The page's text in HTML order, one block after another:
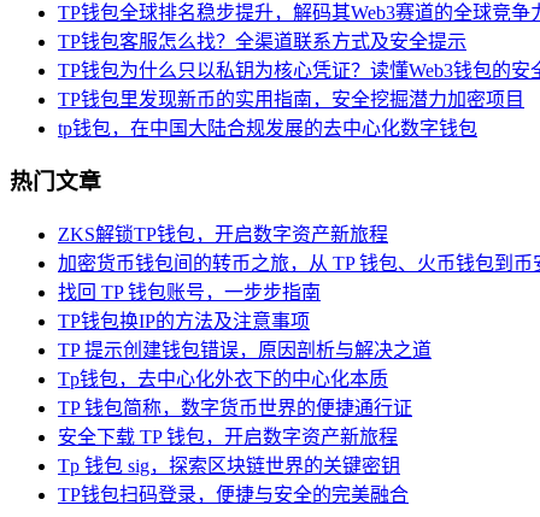
TP钱包全球排名稳步提升，解码其Web3赛道的全球竞争
TP钱包客服怎么找？全渠道联系方式及安全提示
TP钱包为什么只以私钥为核心凭证？读懂Web3钱包的安
TP钱包里发现新币的实用指南，安全挖掘潜力加密项目
tp钱包，在中国大陆合规发展的去中心化数字钱包
热门文章
ZKS解锁TP钱包，开启数字资产新旅程
加密货币钱包间的转币之旅，从 TP 钱包、火币钱包到币
找回 TP 钱包账号，一步步指南
TP钱包换IP的方法及注意事项
TP 提示创建钱包错误，原因剖析与解决之道
Tp钱包，去中心化外衣下的中心化本质
TP 钱包简称，数字货币世界的便捷通行证
安全下载 TP 钱包，开启数字资产新旅程
Tp 钱包 sig，探索区块链世界的关键密钥
TP钱包扫码登录，便捷与安全的完美融合